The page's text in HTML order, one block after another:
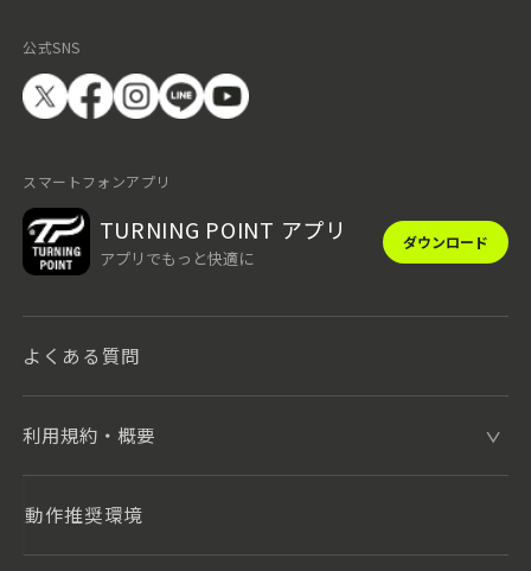
公式SNS
スマートフォンアプリ
TURNING POINT アプリ
アプリでもっと快適に
ダウンロード
よくある質問
利用規約・概要
動作推奨環境